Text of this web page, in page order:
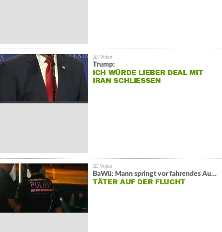
Trump:
ICH WÜRDE LIEBER DEAL MIT
IRAN SCHLIESSEN
BaWü: Mann springt vor fahrendes Auto und schießt
TÄTER AUF DER FLUCHT